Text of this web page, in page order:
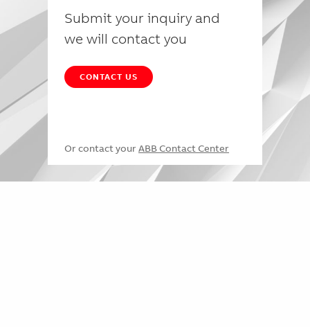
Submit your inquiry and
we will contact you
CONTACT US
Or contact your ABB Contact Center